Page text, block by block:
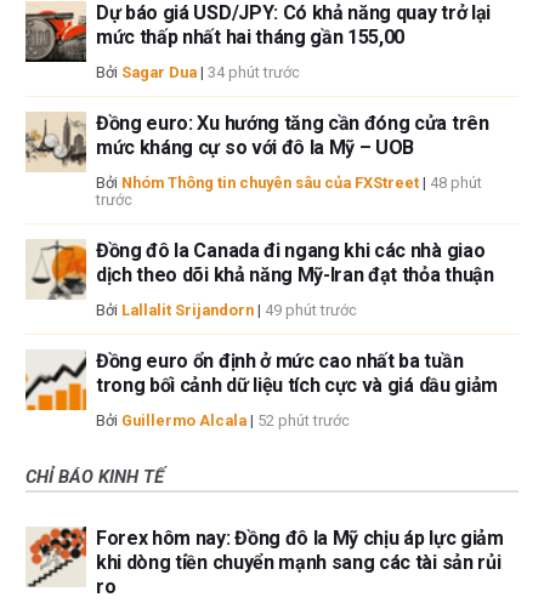
Dự báo giá USD/JPY: Có khả năng quay trở lại
mức thấp nhất hai tháng gần 155,00
Bởi Sagar Dua | 34 phút trước
Đồng euro: Xu hướng tăng cần đóng cửa trên
mức kháng cự so với đô la Mỹ – UOB
Bởi Nhóm Thông tin chuyên sâu của FXStreet | 48 phút
trước
Đồng đô la Canada đi ngang khi các nhà giao
dịch theo dõi khả năng Mỹ-Iran đạt thỏa thuận
Bởi Lallalit Srijandorn | 49 phút trước
Đồng euro ổn định ở mức cao nhất ba tuần
trong bối cảnh dữ liệu tích cực và giá dầu giảm
Bởi Guillermo Alcala | 52 phút trước
CHỈ BÁO KINH TẾ
Forex hôm nay: Đồng đô la Mỹ chịu áp lực giảm
khi dòng tiền chuyển mạnh sang các tài sản rủi
ro